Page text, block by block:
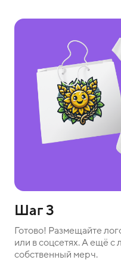
Шаг 3
Готово! Размещайте
или в соцсетях. А ещё с
собственный мерч.